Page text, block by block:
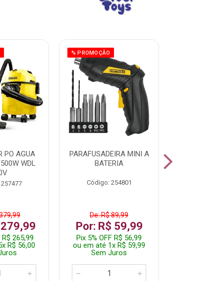
PO AGUA
WDL
R$ 265,99
R$ 56,00
% PROMOÇÃO
PARAFUSADEIRA MINI A
BATERIA
Código: 254801
De: R$ 89,99
Por: R$ 59,99
Pix 5% OFF R$ 56,99
ou em até 1x R$ 59,99
Sem Juros